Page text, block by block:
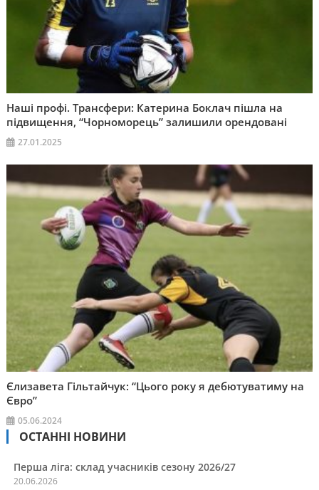
Наші профі. Трансфери: Катерина Боклач пішла на
підвищення, “Чорноморець” залишили орендовані
27.01.2025
Єлизавета Гільтайчук: “Цього року я дебютуватиму на
Євро”
05.06.2024
ОСТАННІ НОВИНИ
Перша ліга: склад учасників сезону 2026/27
20.06.2026